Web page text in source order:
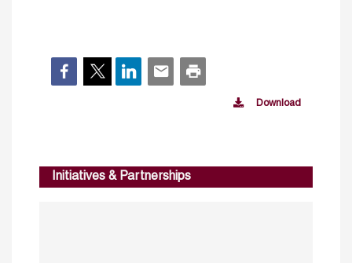
Download
Initiatives & Partnerships